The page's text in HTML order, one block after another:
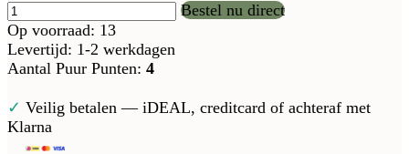
Bestel nu direct
Op voorraad: 13
Levertijd: 1-2 werkdagen
Aantal Puur Punten: 4
✓ Veilig betalen — iDEAL, creditcard of achteraf met
Klarna